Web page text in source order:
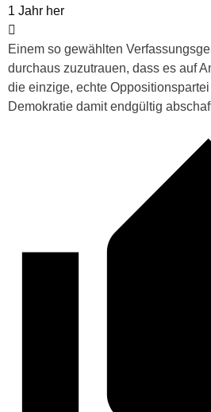
1 Jahr her
Einem so gewählten
durchaus zuzutrauen, dass es auf
die einzige, echte
Demokratie damit endgültig